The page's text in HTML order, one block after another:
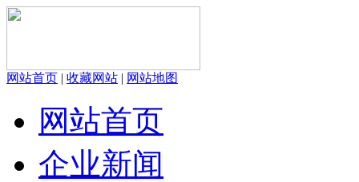
网站首页 | 收藏网站 | 网站地图
网站首页
企业新闻